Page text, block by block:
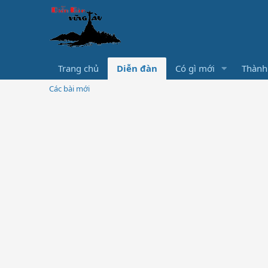
Trang chủ Diễn đàn Có gì mới
Các bài mới